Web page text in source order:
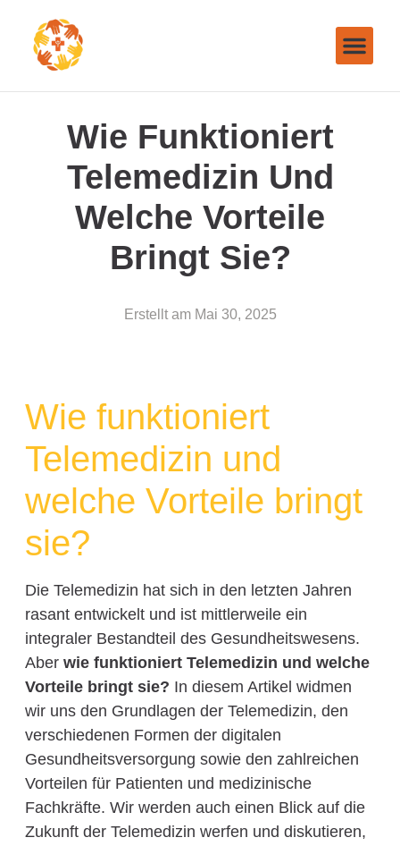
Wie Funktioniert
Telemedizin Und
Welche Vorteile
Bringt Sie?
Erstellt am Mai 30, 2025
Wie funktioniert
Telemedizin und
welche Vorteile bringt
sie?
Die Telemedizin hat sich in den letzten Jahren
rasant entwickelt und ist mittlerweile ein
integraler Bestandteil des Gesundheitswesens.
Aber wie funktioniert Telemedizin und welche
Vorteile bringt sie? In diesem Artikel widmen
wir uns den Grundlagen der Telemedizin, den
verschiedenen Formen der digitalen
Gesundheitsversorgung sowie den zahlreichen
Vorteilen für Patienten und medizinische
Fachkräfte. Wir werden auch einen Blick auf die
Zukunft der Telemedizin werfen und diskutieren,